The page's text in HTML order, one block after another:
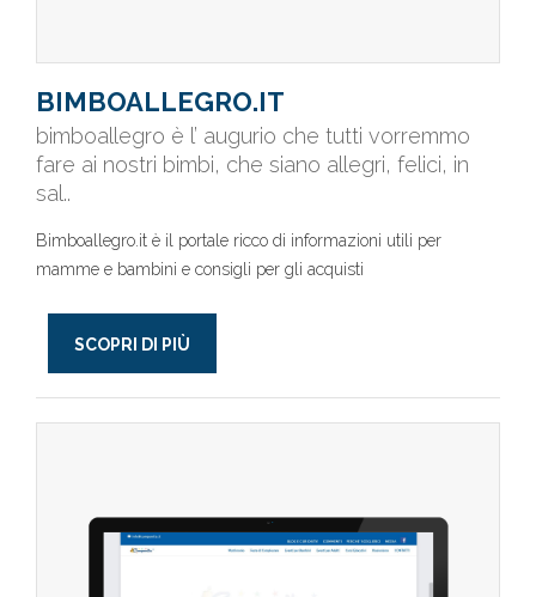
BIMBOALLEGRO.IT
bimboallegro è l’ augurio che tutti vorremmo
fare ai nostri bimbi, che siano allegri, felici, in
sal..
Bimboallegro.it è il portale ricco di informazioni utili per
mamme e bambini e consigli per gli acquisti
SCOPRI DI PIÙ